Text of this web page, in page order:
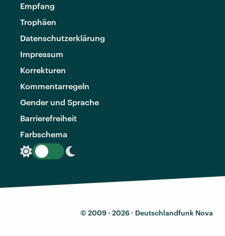
Empfang
Trophäen
Datenschutzerklärung
Impressum
Korrekturen
Kommentarregeln
Gender und Sprache
Barrierefreiheit
Farbschema
© 2009 - 2026 · Deutschlandfunk Nova